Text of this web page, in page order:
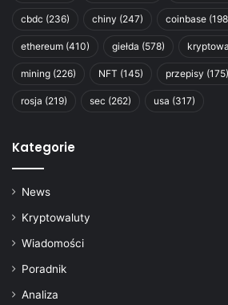
cbdc (236) chiny (247) coinbase
ethereum (410) giełda (578)
mining (226) NFT (145) przepisy (175)
rosja (219) sec (262) usa (317)
Kategorie
News
Kryptowaluty
Wiadomości
Poradnik
Analiza